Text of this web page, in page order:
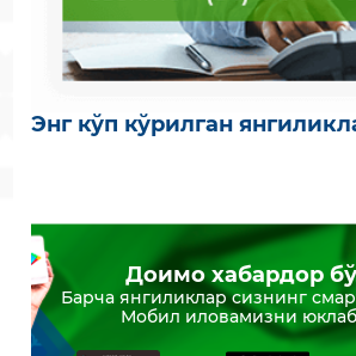
Энг кўп кўрилган
Доимо хабардор
Барча янгиликлар сизнинг
Мобил иловамизни